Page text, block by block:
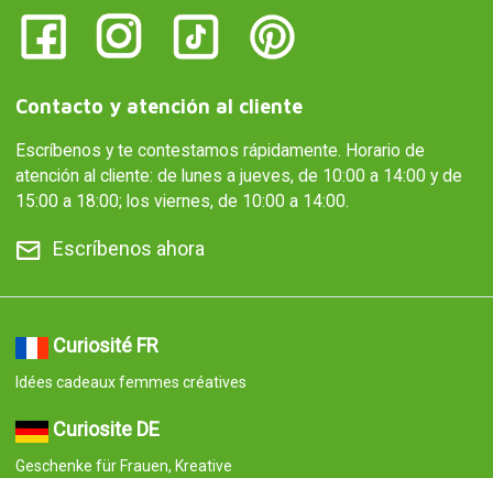
Contacto y atención al cliente
Escríbenos y te contestamos rápidamente. Horario de
atención al cliente: de lunes a jueves, de 10:00 a 14:00 y de
15:00 a 18:00; los viernes, de 10:00 a 14:00.
Escríbenos ahora
Curiosité FR
Idées cadeaux femmes créatives
Curiosite DE
Geschenke für Frauen, Kreative